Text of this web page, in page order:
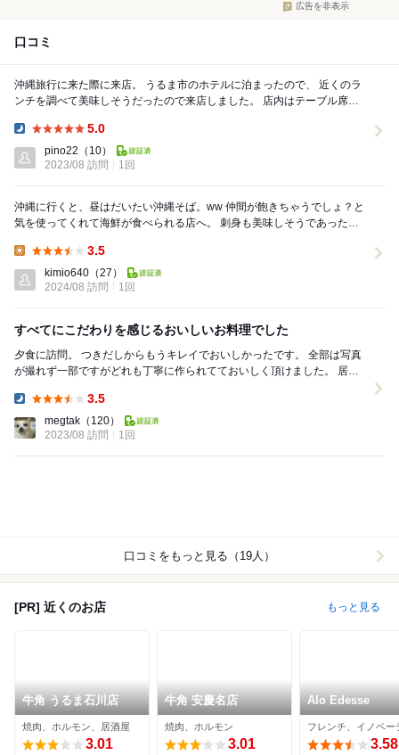
広告を非表示
口コミ
沖縄旅行に来た際に来店。 うるま市のホテルに泊まったので、 近くのラ
ンチを調べて美味しそうだったので来店しました。 店内はテーブル席と
5.0
pino22 （10）
2023/08 訪問
1回
沖縄に行くと、昼はだいたい沖縄そば。ww 仲間が飽きちゃうでしょ？と
気を使ってくれて海鮮が食べられる店へ。 刺身も美味しそうであった
3.5
kimio640 （27）
2024/08 訪問
1回
すべてにこだわりを感じるおいしいお料理でした
夕食に訪問。 つきだしからもうキレイでおいしかったです。 全部は写真
が撮れず一部ですがどれも丁寧に作られてておいしく頂けました。 居酒
3.5
megtak （120）
2023/08 訪問
1回
口コミをもっと見る（19人）
[PR] 近くのお店 もっと見る
牛角 うるま石川店
焼肉、ホルモン、居酒屋
3.01
牛角 安慶名店
焼肉、ホルモン
3.01
Alo Edesse
3.58